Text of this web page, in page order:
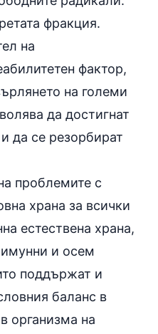
фракция.
на
фактор,
на големи
да достигнат
да се резорбират
проблемите с
храна за всички
естествена храна,
и осем
поддържат и
баланс в
организма на